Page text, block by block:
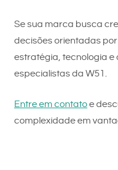
Se sua marca busca
decisões orientadas
estratégia, tecnologia e
especialistas da W51.
Entre em contatoe
complexidade em